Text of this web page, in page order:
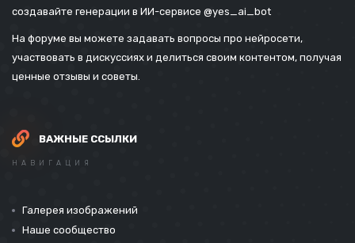
создавайте генерации в ИИ-сервисе @yes_ai_bot
На форуме вы можете задавать вопросы про нейросети,
участвовать в дискуссиях и делиться своим контентом, получая
ценные отзывы и советы.
ВАЖНЫЕ ССЫЛКИ
НАВИГАЦИЯ
Галерея изображений
Наше сообщество